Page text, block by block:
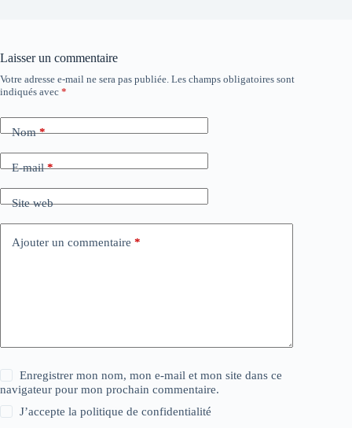
Laisser un commentaire
Votre adresse e-mail ne sera pas publiée. Les champs obligatoires sont
indiqués avec *
Nom*
E-mail*
Site web
Ajouter un commentaire *
Enregistrer mon nom, mon e-mail et mon site dans ce
navigateur pour mon prochain commentaire.
J’accepte lapolitique de confidentialité